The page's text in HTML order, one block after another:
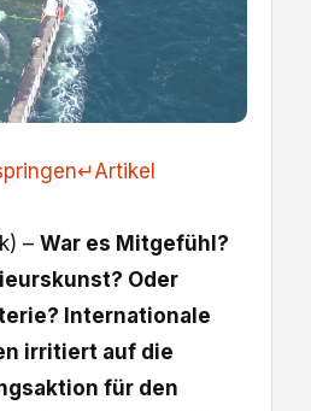
↵Artikel
– War es Mitgefühl?
Oder
Internationale
irritiert auf die
für den